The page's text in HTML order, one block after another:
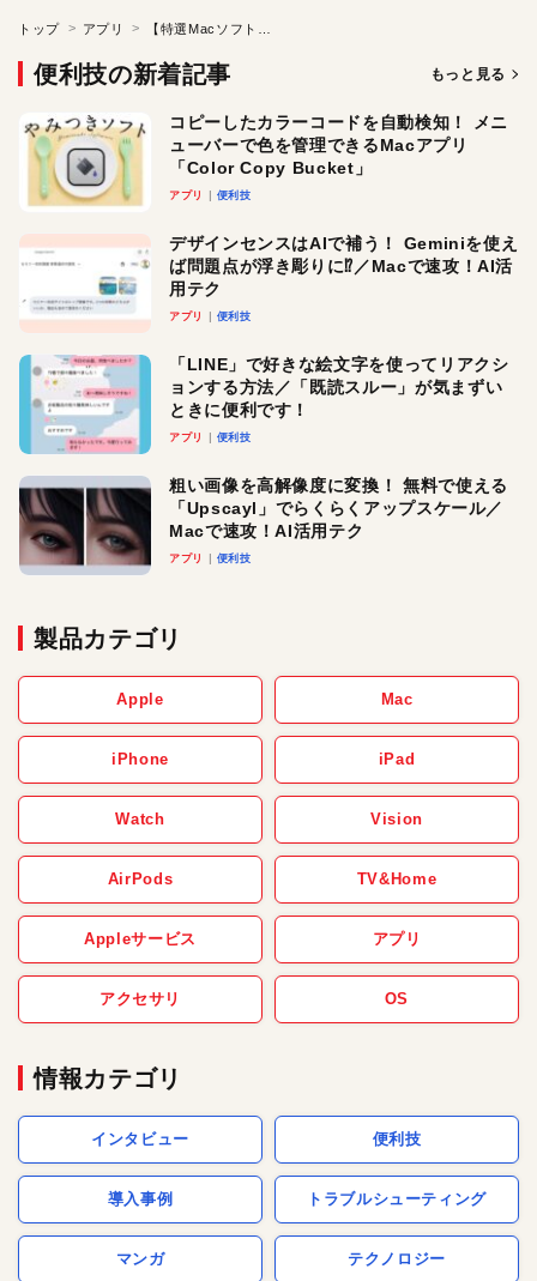
トップ アプリ
便利技の新着記事 もっと見る
コピーしたカラーコードを自動検知！ メニ
ューバーで色を管理できるMacアプリ
「Color Copy Bucket」
アプリ 便利技
デザインセンスはAIで補う！ Geminiを使え
ば問題点が浮き彫りに⁉︎／Macで速攻！AI活
用テク
アプリ 便利技
「LINE」で好きな絵文字を使ってリアクシ
ョンする方法／「既読スルー」が気まずい
ときに便利です！
アプリ 便利技
粗い画像を高解像度に変換！ 無料で使える
「Upscayl」でらくらくアップスケール／
Macで速攻！AI活用テク
アプリ 便利技
製品カテゴリ
Apple Mac
iPhone iPad
Watch Vision
AirPods TV&Home
Appleサービス アプリ
アクセサリ OS
情報カテゴリ
インタビュー 便利技
導入事例 トラブルシューティング
マンガ テクノロジー